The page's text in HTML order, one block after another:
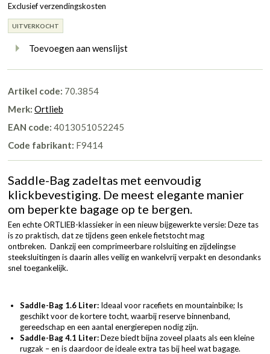
Exclusief verzendingskosten
UITVERKOCHT
Toevoegen aan wenslijst
Artikel code: 70.3854
Merk: Ortlieb
EAN code: 4013051052245
Code fabrikant: F9414
Saddle-Bag zadeltas met eenvoudig
klickbevestiging. De meest elegante manier
om beperkte bagage op te bergen.
Een echte ORTLIEB-klassieker in een nieuw bijgewerkte versie: Deze tas
is zo praktisch, dat ze tijdens geen enkele fietstocht mag
ontbreken. Dankzij een comprimeerbare rolsluiting en zijdelingse
steeksluitingen is daarin alles veilig en wankelvrij verpakt en desondanks
snel toegankelijk.
Saddle-Bag 1.6 Liter: Ideaal voor racefiets en mountainbike; Is
geschikt voor de kortere tocht, waarbij reserve binnenband,
gereedschap en een aantal energierepen nodig zijn.
Saddle-Bag 4.1 Liter:Deze biedt bijna zoveel plaats als een kleine
rugzak – en is daardoor de ideale extra tas bij heel wat bagage.